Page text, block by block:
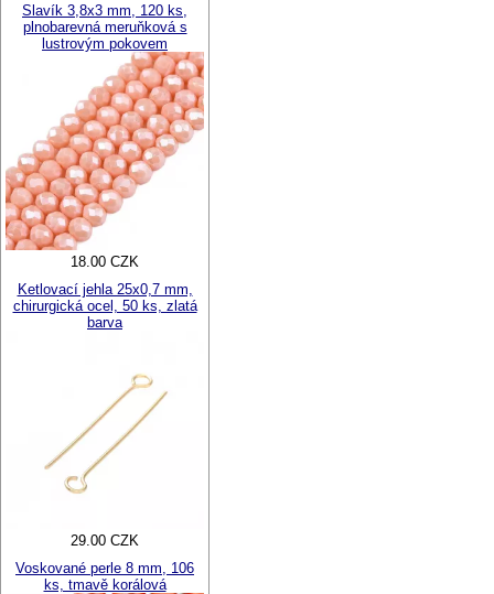
Slavík 3,8x3 mm, 120 ks,
plnobarevná meruňková s
lustrovým pokovem
18.00 CZK
Ketlovací jehla 25x0,7 mm,
chirurgická ocel, 50 ks, zlatá
barva
29.00 CZK
Voskované perle 8 mm, 106
ks, tmavě korálová